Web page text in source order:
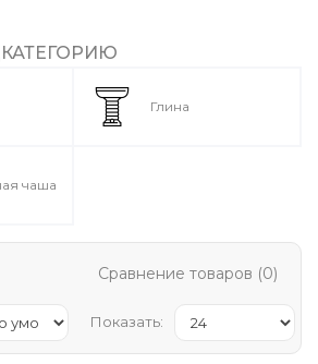
Глина
чаша
Сравнение товаров (0)
Показать: